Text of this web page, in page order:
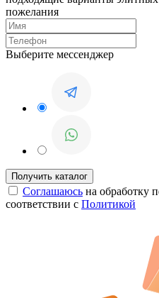
пожелания
Выберите мессенджер
Соглашаюсь на обработку
соответствии с Политикой